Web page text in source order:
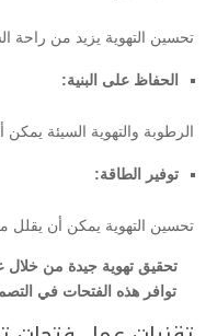
تحسين التهوية يزيد من راحة
الحفاظ على البنية:
الرطوبة والتهوية السيئة
توفير الطاقة:
تحسين التهوية يمكن أن يقلل
تحقيق تهوية جيدة من خلال
توافر هذه الفتحات في